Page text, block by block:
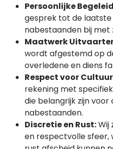
Persoonlijke
gesprek tot de
nabestaanden bij met
Maatwerk
wordt afgestemd op
overledene en diens
Respect voor
rekening met
die belangrijk zijn
nabestaanden.
Discretie en Rust:Wij
en respectvolle sfeer,